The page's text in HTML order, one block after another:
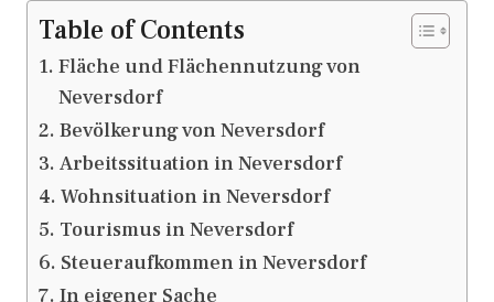
Table of Contents
Fläche und Flächennutzung von
Neversdorf
Bevölkerung von Neversdorf
Arbeitssituation in Neversdorf
Wohnsituation in Neversdorf
Tourismus in Neversdorf
Steueraufkommen in Neversdorf
In eigener Sache